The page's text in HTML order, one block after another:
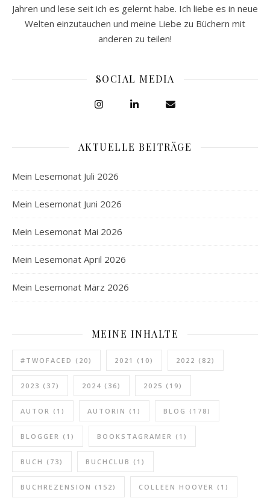
Jahren und lese seit ich es gelernt habe. Ich liebe es in neue
Welten einzutauchen und meine Liebe zu Büchern mit
anderen zu teilen!
SOCIAL MEDIA
AKTUELLE BEITRÄGE
Mein Lesemonat Juli 2026
Mein Lesemonat Juni 2026
Mein Lesemonat Mai 2026
Mein Lesemonat April 2026
Mein Lesemonat März 2026
MEINE INHALTE
#TWOFACED (20) 2021 (10) 2022 (82)
2023 (37) 2024 (36) 2025 (19)
AUTOR (1) AUTORIN (1) BLOG (178)
BLOGGER (1) BOOKSTAGRAMER (1)
BUCH (73) BUCHCLUB (1)
BUCHREZENSION (152) COLLEEN HOOVER (1)